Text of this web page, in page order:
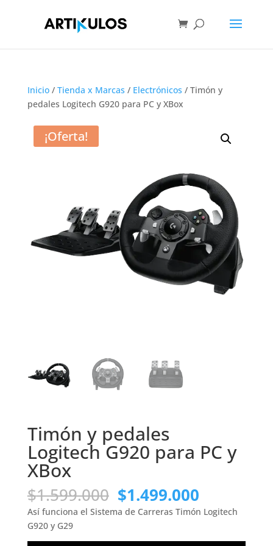
Inicio/ Tienda x Marcas / Electrónicos / Timón y
pedales Logitech G920 para PC y XBox
¡Oferta!
Timón y pedales
Logitech G920 para PC y
XBox
$1.599.000 El
precio
original
era:
$1.499.000El
precio
actual
es:
Así funciona el Sistema de Carreras Timón Logitech
G920 y G29